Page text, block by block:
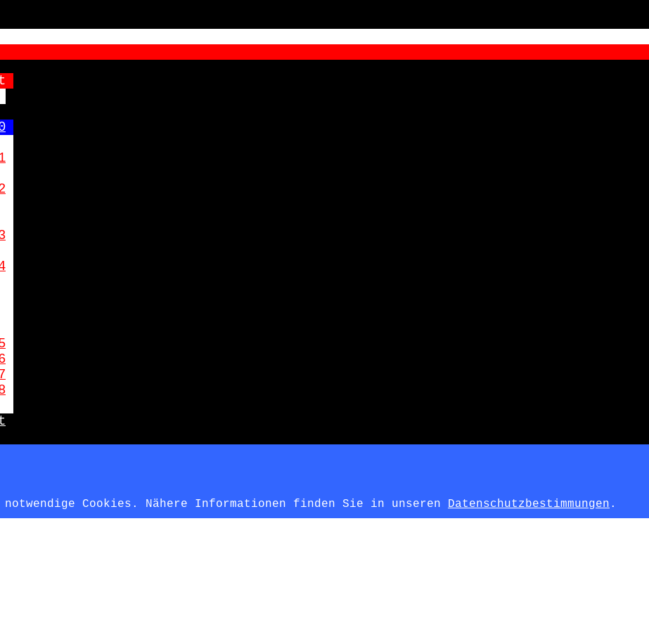
Cookies. Nähere Informationen finden Sie in unseren Datenschutzbestimmungen .